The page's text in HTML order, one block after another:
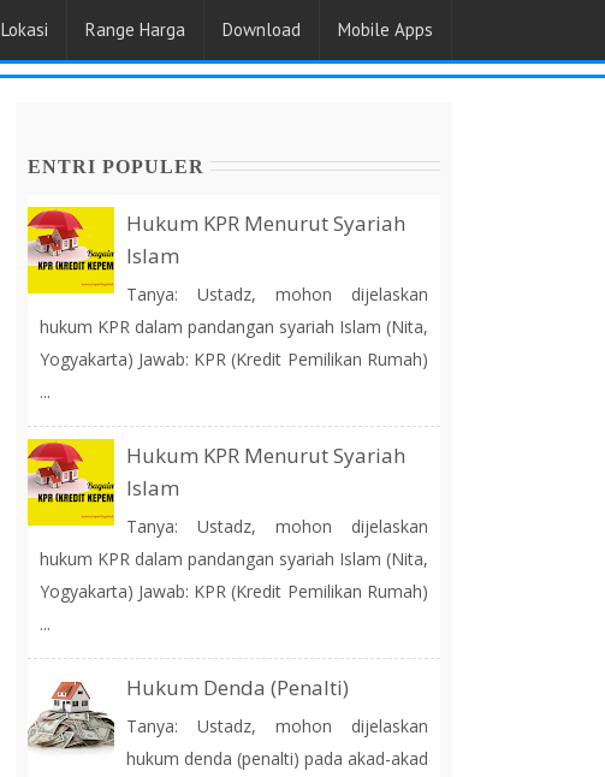
Lokasi Range Harga Download Mobile Apps
ENTRI POPULER
Hukum KPR Menurut Syariah
Islam
Tanya: Ustadz, mohon dijelaskan
hukum KPR dalam pandangan syariah Islam (Nita,
Yogyakarta) Jawab: KPR (Kredit Pemilikan Rumah)
...
Hukum KPR Menurut Syariah
Islam
Tanya: Ustadz, mohon dijelaskan
hukum KPR dalam pandangan syariah Islam (Nita,
Yogyakarta) Jawab: KPR (Kredit Pemilikan Rumah)
...
Hukum Denda (Penalti)
Tanya: Ustadz, mohon dijelaskan
hukum denda (penalti) pada akad-akad